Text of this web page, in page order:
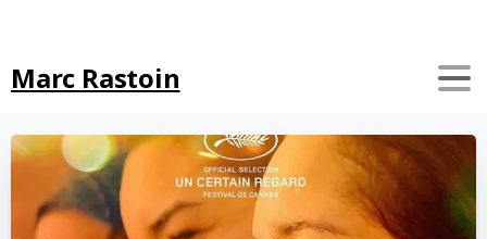
Marc Rastoin